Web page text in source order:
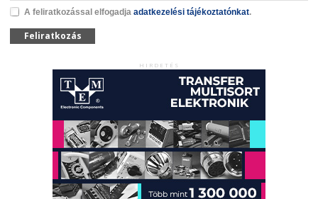
A feliratkozással elfogadja adatkezelési tájékoztatónkat.
Feliratkozás
HIRDETÉS